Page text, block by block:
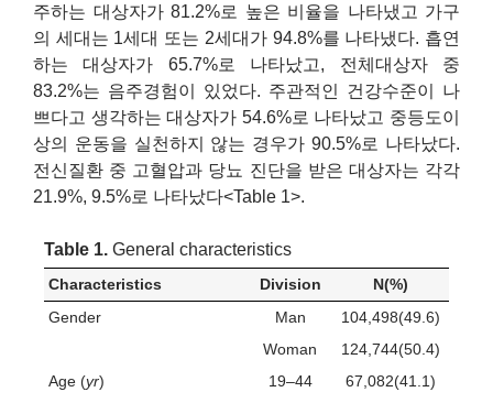
주하는 대상자가 81.2%로 높은 비율을 나타냈고 가구
의 세대는 1세대 또는 2세대가 94.8%를 나타냈다. 흡연
하는 대상자가 65.7%로 나타났고, 전체대상자 중
83.2%는 음주경험이 있었다. 주관적인 건강수준이 나
쁘다고 생각하는 대상자가 54.6%로 나타났고 중등도이
상의 운동을 실천하지 않는 경우가 90.5%로 나타났다.
전신질환 중 고혈압과 당뇨 진단을 받은 대상자는 각각
21.9%, 9.5%로 나타났다<Table 1>.
Table 1. General characteristics
Characteristics Division
N(%)
Gender
Man
104,498(49.6)
Woman
124,744(50.4)
Age (yr) 19–44
67,082(41.1)